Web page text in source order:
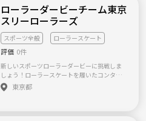
比はどれくらいですか？ ⇒男性20人、女性
10人です。年齢は20歳～35歳程度です。 ・ボ
ルダリングジムってどんなとこ？ ⇒よく行
く秋葉原のジムだと男女比6:4くらいで、小学
生もちょこちょこ居ます。 みんなムキム
キというわけでもないですし、和気あいあい
グのレベルは？ ⇒ボルダリングは10級～1
級(一部段位まで)の課題があります。 秋葉
原のジムだと8級～2段くらいまで課題が用意
の理由です。 もちろん、スポーツ経験者の方
も大歓迎です！ ご連絡いただいた方には、詳
しい内容等の情報案内いたします☆ 気軽にご
連絡ください。 【参加の流れ】 募集の内容を
読んでいただいたら「応募」ボタンを選択。
↓↓ お手数ですが、下記を添えてご連絡お願
いします。 ・お名前 ・年齢 ・性別 入力いただ
けると、大変ありがたいです。 ↓↓ 「送信」
ボタンを押してください。 ↓↓ 応募完了で
す。お返事をお待ちください。 お問い合わせ
くやることです(^-^)/ ワイワイやることが好き
ならばご連絡お待ちしております。
〜〜〜〜〜〜〜〜〜〜〜〜〜〜〜〜〜〜〜〜〜〜
質問・参加希望の方は、フルネーム（漢
字）、住まい、年齢 を記載してメッセージく
ださい！( ^ω^ )
〜〜〜〜〜〜〜〜〜〜〜〜〜〜〜〜〜〜〜〜〜〜
ローラーダービーチーム東京
スリーローラーズ
スポーツ全般 ローラースケート
評価 0件
新しいスポーツローラーダービーに挑戦しま
しょう！ローラースケートを履いたコンタク
トスポーツローラーダービー！スケート初心
者から大歓迎！！ ☆16歳以上上限ありませ
東京都